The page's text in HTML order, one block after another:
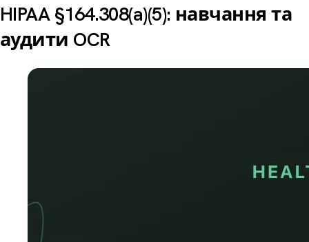
HIPAA §164.308(a)(5): навчання та
аудити OCR